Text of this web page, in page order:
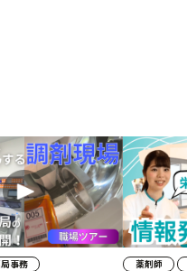
事務 薬剤師